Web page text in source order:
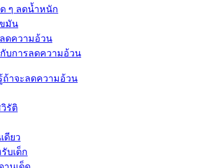
ๆ ลดน้ำหนัก
มัน
ดความอ้วน
บการลดความอ้วน
ถ้าจะลดความอ้วน
รัติ
ดียว
บเด็ก